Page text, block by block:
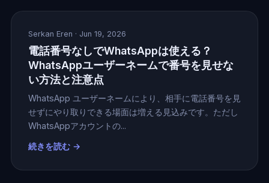
Serkan Eren · Jun 19, 2026
電話番号なしでWhatsAppは使える？
WhatsAppユーザーネームで番号を見せな
い方法と注意点
WhatsApp ユーザーネームにより、相手に電話番号を見
せずにやり取りできる場面は増える見込みです。ただし
WhatsAppアカウントの...
続きを読む →